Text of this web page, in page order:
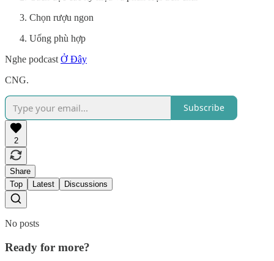
Chọn rượu ngon
Uống phù hợp
Nghe podcast Ở Đây
CNG.
Subscribe
2
Share
Top
Latest Discussions
No posts
Ready for more?